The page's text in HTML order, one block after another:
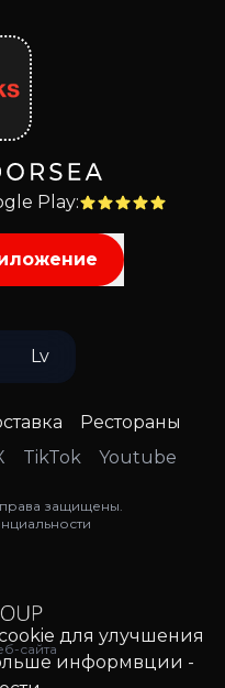
Play:
Lv
Рестораны
TikTok Youtube
защищены.
сайта
для улучшения
информвции -